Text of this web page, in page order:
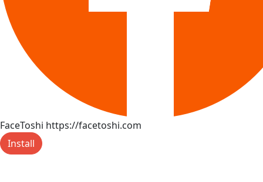
FaceToshi https://facetoshi.com
Install